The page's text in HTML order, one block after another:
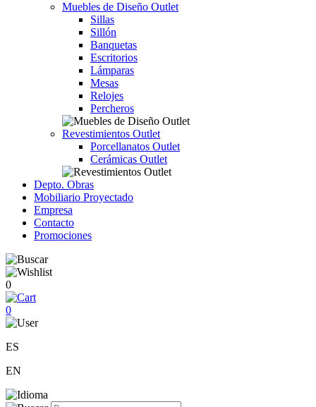
Muebles de Diseño Outlet
Sillas
Sillón
Banquetas
Escritorios
Lámparas
Mesas
Relojes
Percheros
Revestimientos Outlet
Porcellanatos Outlet
Cerámicas Outlet
Depto. Obras
Mobiliario Proyectado
Empresa
Contacto
Promociones
0
0
ES
EN